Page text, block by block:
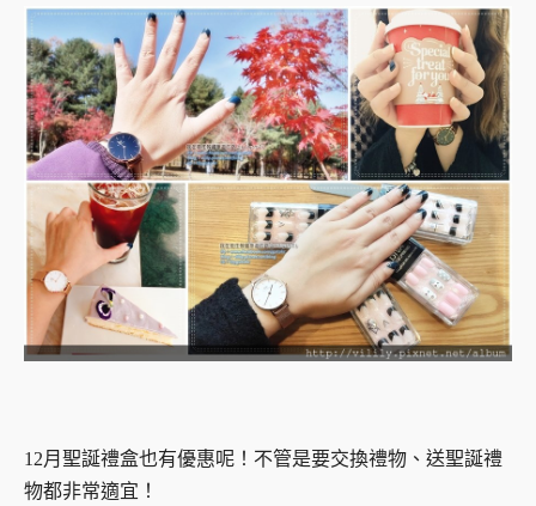
12月聖誕禮盒也有優惠呢！不管是要交換禮物、送聖誕禮
物都非常適宜！